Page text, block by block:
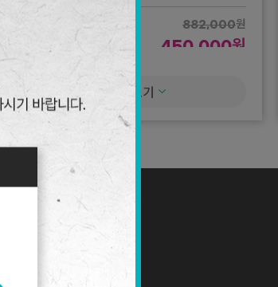
스킨케어 패키지
882,000원
450,000원
내맘대로 패키지 플래티넘 관리 10회
더보기